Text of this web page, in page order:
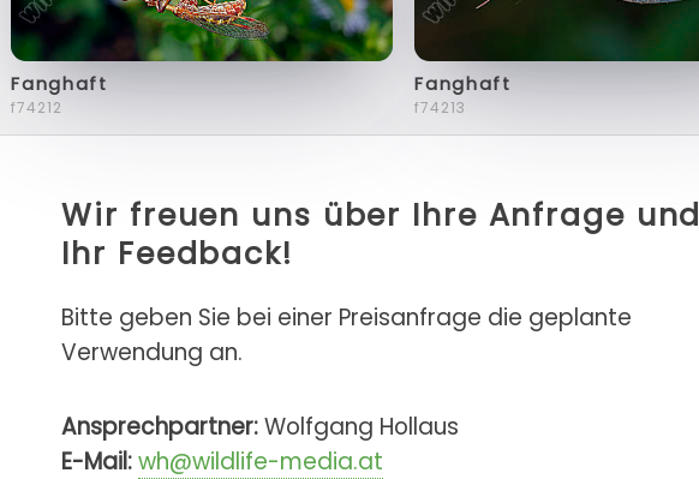
Fanghaft
f74212
Fanghaft
f74213
Wir freuen uns über Ihre Anfrage und
Ihr Feedback!
Bitte geben Sie bei einer Preisanfrage die geplante
Verwendung an.
Ansprechpartner:Wolfgang Hollaus
E-Mail:wh@wildlife-media.at